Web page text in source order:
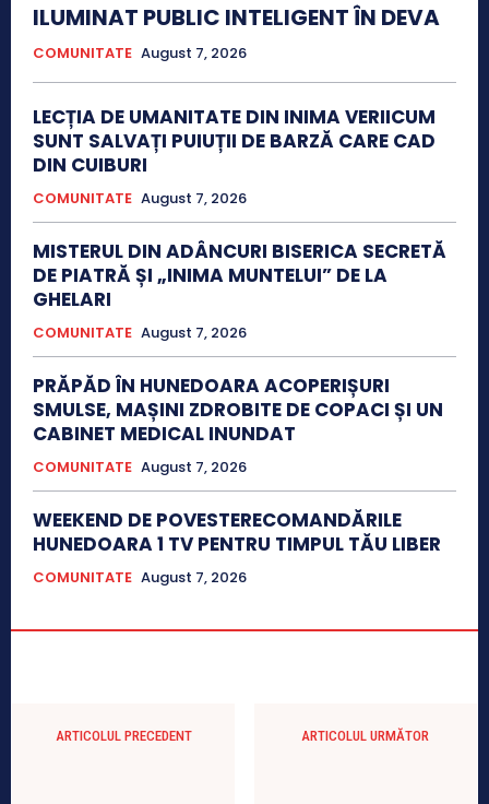
ILUMINAT PUBLIC INTELIGENT ÎN DEVA
COMUNITATE August 7, 2026
LECȚIA DE UMANITATE DIN INIMA VERIICUM
SUNT SALVAȚI PUIUȚII DE BARZĂ CARE CAD
DIN CUIBURI
COMUNITATE August 7, 2026
MISTERUL DIN ADÂNCURI BISERICA SECRETĂ
DE PIATRĂ ȘI „INIMA MUNTELUI” DE LA
GHELARI
COMUNITATE August 7, 2026
PRĂPĂD ÎN HUNEDOARA ACOPERIȘURI
SMULSE, MAȘINI ZDROBITE DE COPACI ȘI UN
CABINET MEDICAL INUNDAT
COMUNITATE August 7, 2026
WEEKEND DE POVESTERECOMANDĂRILE
HUNEDOARA 1 TV PENTRU TIMPUL TĂU LIBER
COMUNITATE August 7, 2026
ARTICOLUL PRECEDENT ARTICOLUL URMĂTOR